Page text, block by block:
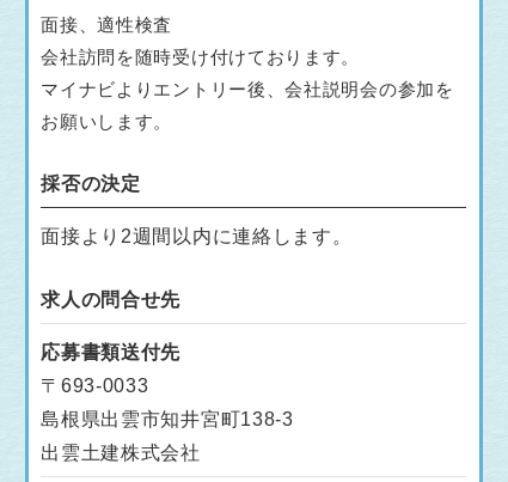
面接、適性検査
会社訪問を随時受け付けております。
マイナビよりエントリー後、会社説明会の参加を
お願いします。
採否の決定
面接より2週間以内に連絡します。
求人の問合せ先
応募書類送付先
〒693-0033
島根県出雲市知井宮町138-3
出雲土建株式会社